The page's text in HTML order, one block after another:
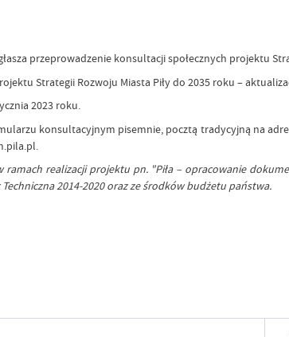
przeprowadzenie konsultacji społecznych projektu
Strategii Rozwoju Miasta Piły do 2035 roku –
2023 roku.
konsultacyjnym pisemnie, pocztą tradycyjną na
realizacji projektu pn. "Piła – opracowanie
2014-2020 oraz ze środków budżetu państwa.